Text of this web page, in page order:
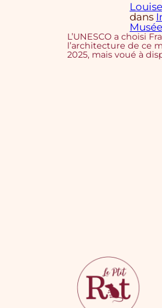
dans
L’UNESCO a choisi
l’architecture de ce
2025, mais voué à